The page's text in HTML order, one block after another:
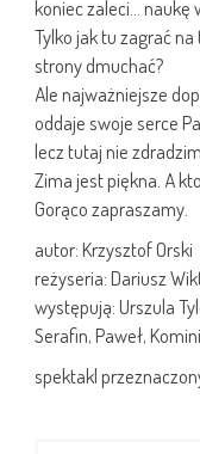
koniec zaleci… naukę
Tylko jak tu zagrać
strony dmuchać?
Ale najważniejsze
oddaje swoje serce
lecz tutaj nie
Zima jest piękna. A
Gorąco zapraszamy.
autor: Krzysztof Orski
reżyseria: Dariusz
występują: Urszula
Serafin, Paweł,
spektakl